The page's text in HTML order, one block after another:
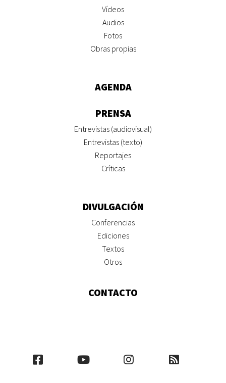
Vídeos
Audios
Fotos
Obras propias
AGENDA
PRENSA
Entrevistas (audiovisual)
Entrevistas (texto)
Reportajes
Críticas
DIVULGACIÓN
Conferencias
Ediciones
Textos
Otros
CONTACTO